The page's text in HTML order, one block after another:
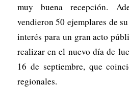
muy buena recepción.
vendieron 50 ejemplares de
interés para un gran acto
realizar en el nuevo día de
16 de septiembre, que
regionales.